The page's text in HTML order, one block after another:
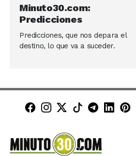
Minuto30.com:
Predicciones
Predicciones, que nos depara el
destino, lo que va a suceder.
Minuto30 en Facebook
Minuto30 en
Minuto30 en X
Minuto30
Canal